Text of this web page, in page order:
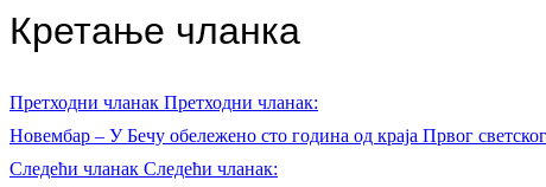
Кретање чланка
Претходни чланак Претходни чланак:
Новембар – У Бечу обележено сто година од краја Првог
Следећи чланак Следећи чланак: